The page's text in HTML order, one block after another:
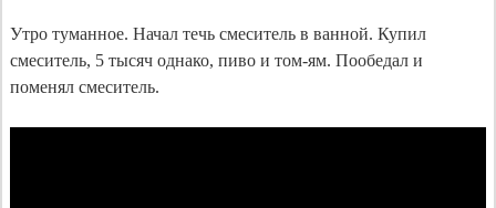
Утро туманное. Начал течь смеситель в ванной. Купил
смеситель, 5 тысяч однако, пиво и том-ям. Пообедал и
поменял смеситель.